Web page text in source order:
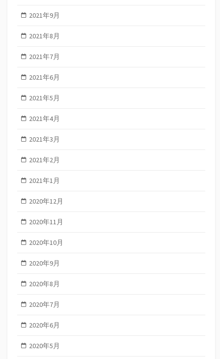
2021年9月
2021年8月
2021年7月
2021年6月
2021年5月
2021年4月
2021年3月
2021年2月
2021年1月
2020年12月
2020年11月
2020年10月
2020年9月
2020年8月
2020年7月
2020年6月
2020年5月